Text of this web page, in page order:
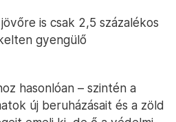
is csak 2,5 százalékos
gyengülő
hasonlóan – szintén a
új beruházásait és a zöld